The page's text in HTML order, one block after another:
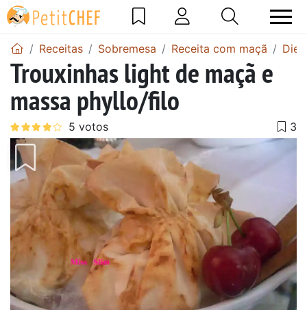
Receitas Sobremesa Receita com maçã
Trouxinhas light de maçã e
massa phyllo/filo